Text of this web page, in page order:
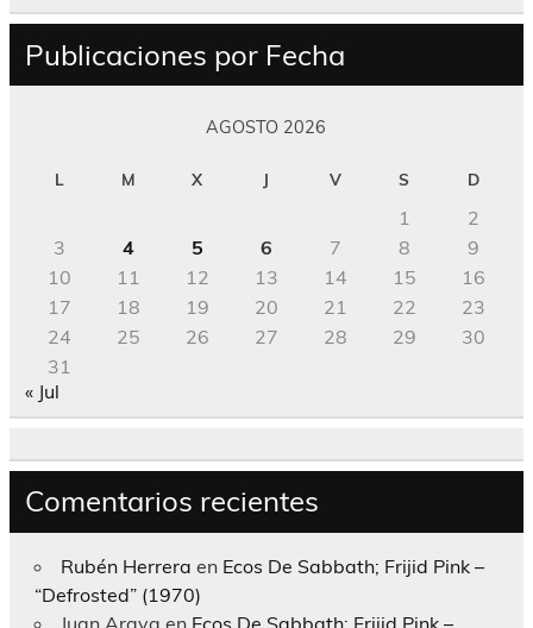
Publicaciones por Fecha
AGOSTO 2026
L M X J V S D
1
2
3
4 5 6 7 8
9
10
11 12 13 14 15
16
17
18 19 20 21 22
23
24
25 26 27 28 29
30
31
« Jul
Comentarios recientes
Rubén Herrera en Ecos De Sabbath; Frijid Pink –
“Defrosted” (1970)